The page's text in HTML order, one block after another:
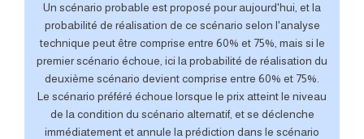
Un scénario probable est proposé pour aujourd'hui, et la
probabilité de réalisation de ce scénario selon l'analyse
technique peut être comprise entre 60% et 75%, mais si le
premier scénario échoue, ici la probabilité de réalisation du
deuxième scénario devient comprise entre 60% et 75%.
Le scénario préféré échoue lorsque le prix atteint le niveau
de la condition du scénario alternatif, et se déclenche
immédiatement et annule la prédiction dans le scénario